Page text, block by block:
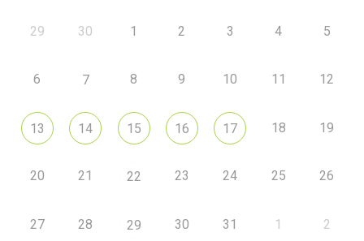
29 30 1 2 3 4 5
6 7 8 9 10 11 12
13 14 15 16 17 18 19
20 21 22 23 24 25 26
27 28 29 30 31 1 2